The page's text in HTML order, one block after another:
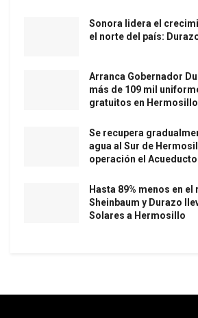
Sonora lidera el
el norte del país:
Arranca Gobernador
más de 109 mil
gratuitos en Hermosillo
Se recupera
agua al Sur de
operación el
Hasta 89% menos en
Sheinbaum y Durazo
Solares a Hermosillo